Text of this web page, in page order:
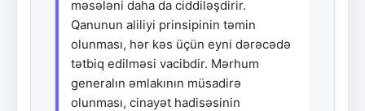
məsələni daha da ciddiləşdirir.
Qanunun aliliyi prinsipinin təmin
olunması, hər kəs üçün eyni dərəcədə
tətbiq edilməsi vacibdir. Mərhum
generalın əmlakının müsadirə
olunması, cinayət hadisəsinin